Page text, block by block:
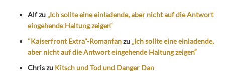
Alfzu „Ich sollte eine einladende, aber nicht auf die Antwort
eingehende Haltung zeigen“
"Kaiserfront Extra"-Romanfanzu „Ich sollte eine einladende,
aber nicht auf die Antwort eingehende Haltung zeigen“
Chriszu Kitsch und Tod und Danger Dan